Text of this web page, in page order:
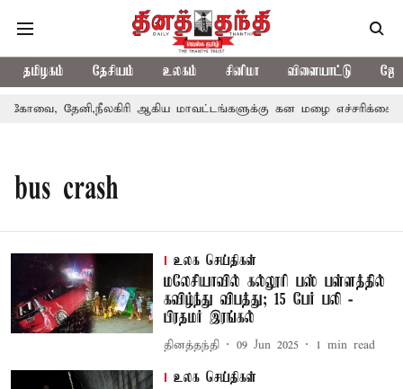
தமிழகம் தேசியம் உலகம் சினிமா விளையாட்டு
கோவை, தேனி,நீலகிரி ஆகிய மாவட்டங்களுக்கு கன மழை எச்சரிக்கை
bus crash
உலக செய்திகள்
மலேசியாவில் கல்லூரி பஸ் பள்ளத்தில்
கவிழ்ந்து விபத்து; 15 பேர் பலி -
பிரதமர் இரங்கல்
தினத்தந்தி 09 Jun 2025 1 min read
உலக செய்திகள்